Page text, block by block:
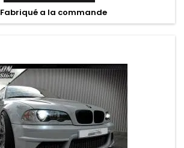
Fabriqué a la commande